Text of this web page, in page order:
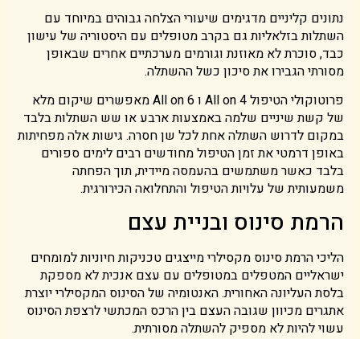
נתונים קליניים מדגימים שיעורי הצלחה גבוהים במיוחד עם
השתלות בזלאליות גם בקרב מטופלים עם היסטוריה של עישון
כבד, סוכרת לא מאוזנת וגורמים מערכתיים אחרים שבאופן
מסורתי הגבירו את סיכון כשל ההשתלה.
פרוטוקולי הטיפול All on 4 ו All on 6 מאפשרים שיקום מלא
של קשת שיניים שלמה באמצעות ארבע או שש השתלות בלבד
במקום לדרוש השתלה אחת לכל שן חסרה. גישות אלה מפחיתות
באופן דרמטי את זמן הטיפול מחודשים רבים לימים ספורים
בלבד כאשר משתמשים בהעמסה מיידית, תוך הפחתה
משמעותית של עלויות הטיפול והתחלואה הכירורגית.
הרמת סינוס ובניית עצם
הליכי הרמת סינוס מקסילרי מייצגים טכניקות חיוניות למומחים
ישראליים המטפלים במטופלים עם עצם אנכית לא מספקת
בלסת העליונה האחורית. האנטומיה של הסינוס המקסילרי יוצרת
אתגרים מכיוון שגובה העצם בין הרכס המכתשי לרצפת הסינוס
עשוי להיות לא מספיק להשתלה מסורתית.